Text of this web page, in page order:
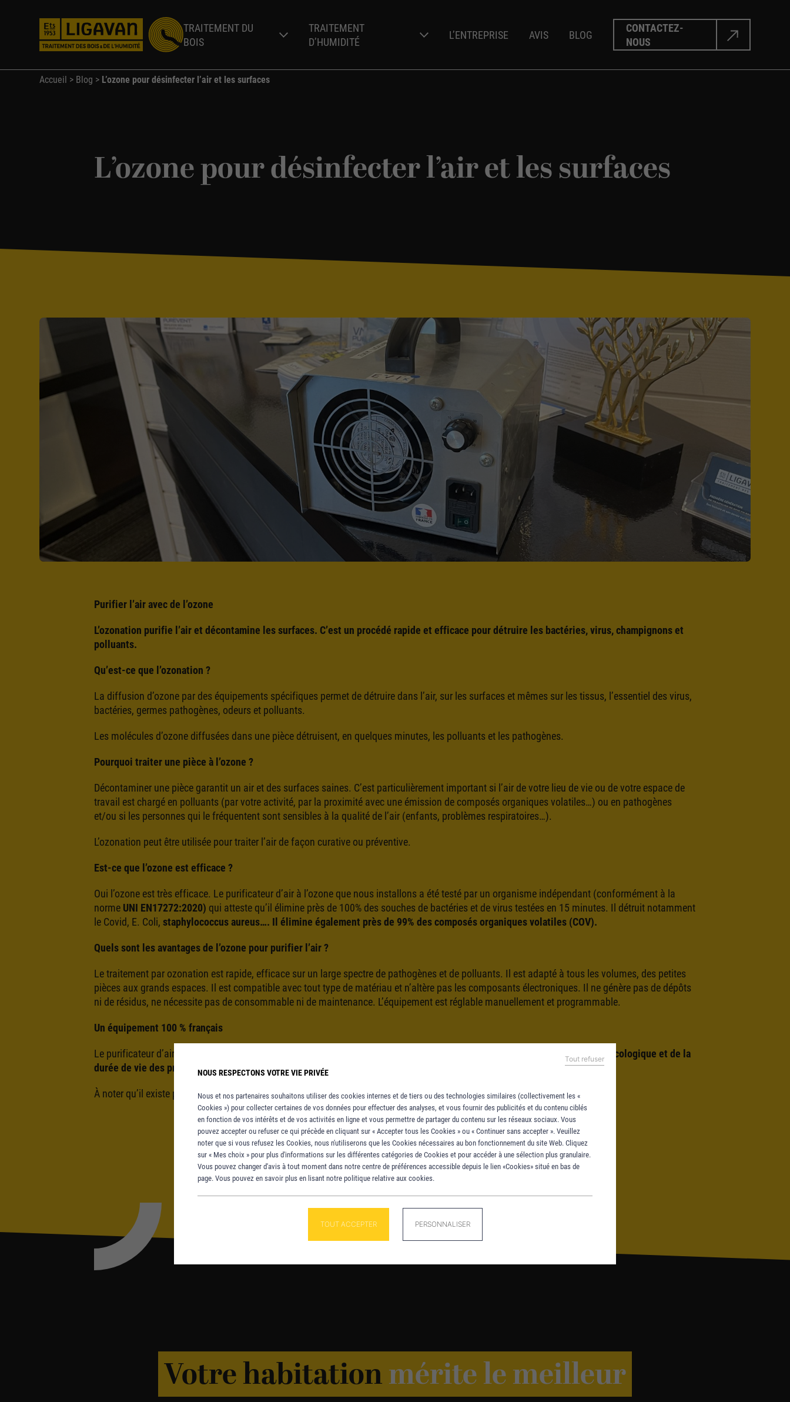
Panneau de gestion des cookies
NOUS RESPECTONS VOTRE VIE PRIVÉE
Nous et nos partenaires souhaitons utiliser des cookies internes et de tiers ou des technologies similaires (collectivement les «
Cookies ») pour collecter certaines de vos données pour effectuer des analyses, et vous fournir des publicités et du contenu ciblés
en fonction de vos intérêts et de vos activités en ligne et vous permettre de partager du contenu sur les réseaux sociaux. Vous
pouvez accepter ou refuser ce qui précède en cliquant sur « Accepter tous les Cookies » ou « Continuer sans accepter ». Veuillez
noter que si vous refusez les Cookies, nous n'utiliserons que les Cookies nécessaires au bon fonctionnement du site Web. Cliquez
sur « Mes choix » pour plus d'informations sur les différentes catégories de Cookies et pour accéder à une sélection plus granulaire.
Vous pouvez changer d'avis à tout moment dans notre centre de préférences accessible depuis le lien «Cookies» situé en bas de
page. Vous pouvez en savoir plus en lisant notre politique relative aux cookies.
TOUT ACCEPTER
Tout refuser
PERSONNALISER
TRAITEMENT DU
BOIS
Vrillette
TRAITEMENT
D’HUMIDITÉ
L’ENTREPRISE AVIS BLOG
CONTACTEZ-
NOUS
Accueil > Blog > L’ozone pour désinfecter l’air et les surfaces
L’ozone pour désinfecter l’air et les surfaces
Purifier l’air avec de l’ozone
L’ozonation purifie l’air et décontamine les surfaces. C’est un procédé rapide et efficace pour détruire les bactéries, virus, champignons et
polluants.
Qu’est-ce que l’ozonation ?
La diffusion d’ozone par des équipements spécifiques permet de détruire dans l’air, sur les surfaces et mêmes sur les tissus, l’essentiel des virus,
bactéries, germes pathogènes, odeurs et polluants.
Les molécules d’ozone diffusées dans une pièce détruisent, en quelques minutes, les polluants et les pathogènes.
Pourquoi traiter une pièce à l’ozone ?
Décontaminer une pièce garantit un air et des surfaces saines. C’est particulièrement important si l’air de votre lieu de vie ou de votre espace de
travail est chargé en polluants (par votre activité, par la proximité avec une émission de composés organiques volatiles…) ou en pathogènes
et/ou si les personnes qui le fréquentent sont sensibles à la qualité de l’air (enfants, problèmes respiratoires…).
L’ozonation peut être utilisée pour traiter l’air de façon curative ou préventive.
Est-ce que l’ozone est efficace ?
Oui l’ozone est très efficace. Le purificateur d’air à l’ozone que nous installons a été testé par un organisme indépendant (conformément à la
norme UNI EN17272:2020) qui atteste qu’il élimine près de 100% des souches de bactéries et de virus testées en 15 minutes. Il détruit notamment
le Covid, E. Coli, staphylococcus aureus…. Il élimine également près de 99% des composés organiques volatiles (COV).
Quels sont les avantages de l’ozone pour purifier l’air ?
Le traitement par ozonation est rapide, efficace sur un large spectre de pathogènes et de polluants. Il est adapté à tous les volumes, des petites
pièces aux grands espaces. Il est compatible avec tout type de matériau et n’altère pas les composants électroniques. Il ne génère pas de dépôts
ni de résidus, ne nécessite pas de consommable ni de maintenance. L’équipement est réglable manuellement et programmable.
Un équipement 100 % français
Le purificateur d’air que nous installons est conçu et fabriqué en France, par une société française, soucieuse de son
impact écologique et de la
durée de vie des produits.
À noter qu’il existe plusieurs modèles de boîtiers selon la superficie à traiter.
TOUS LES ARTICLES
Votre habitationmérite le meilleur